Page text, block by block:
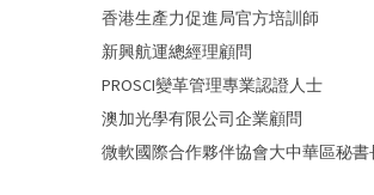
香港生產力促進局官方培訓師
新興航運總經理顧問
PROSCI變革管理專業認證人士
澳加光學有限公司企業顧問
微軟國際合作夥伴協會大中華區秘書